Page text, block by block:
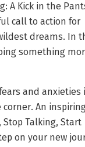
A Kick in the
call to action for
dreams. In
something
and anxieties
An
Talking, Start
on your new